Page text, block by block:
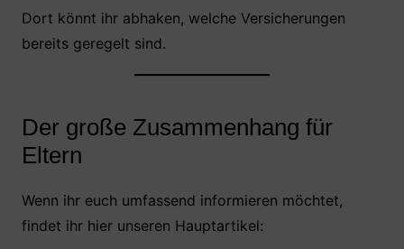
Dort könnt ihr abhaken, welche Versicherungen
bereits geregelt sind.
Der große Zusammenhang für
Eltern
Wenn ihr euch umfassend informieren möchtet,
findet ihr hier unseren Hauptartikel: